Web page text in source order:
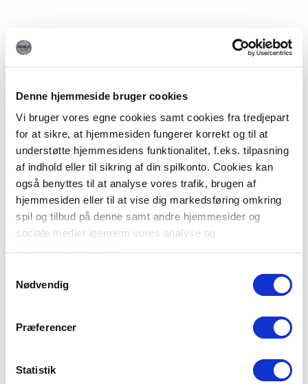
Denne hjemmeside bruger cookies
Vi bruger vores egne cookies samt cookies fra tredjepart
for at sikre, at hjemmesiden fungerer korrekt og til at
understøtte hjemmesidens funktionalitet, f.eks. tilpasning
af indhold eller til sikring af din spilkonto. Cookies kan
også benyttes til at analyse vores trafik, brugen af
hjemmesiden eller til at vise dig markedsføring omkring
spil og tilbud på denne samt andre hjemmesider og
sociale medier igennem vores analyse og
Du kan læse mere om vores brug af cookies under
"Detaljer" eller ved at klikke videre til vores Cookiepolitik,
Nødvendig
Præferencer
Statistik